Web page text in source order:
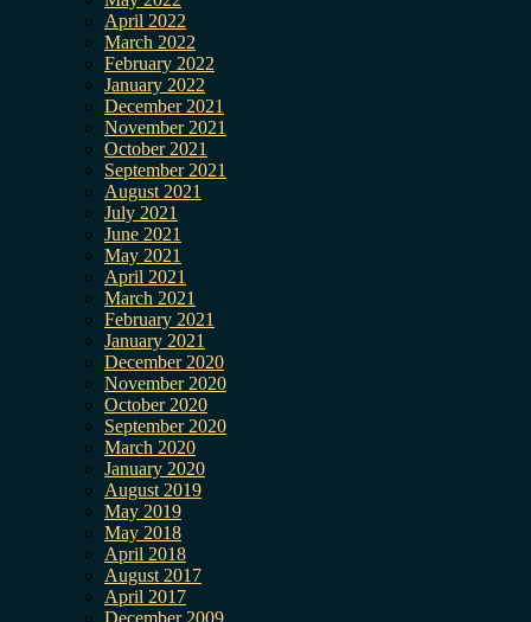
April 2022
March 2022
February 2022
January 2022
December 2021
November 2021
October 2021
September 2021
August 2021
July 2021
June 2021
May 2021
April 2021
March 2021
February 2021
January 2021
December 2020
November 2020
October 2020
September 2020
March 2020
January 2020
August 2019
May 2019
May 2018
April 2018
August 2017
April 2017